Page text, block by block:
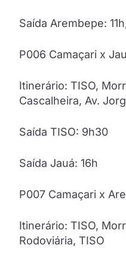
Saída Arembepe:
P006 Camaçari x
Itinerário: TISO,
Cascalheira, Av.
Saída TISO: 9h30
Saída Jauá: 16h
P007 Camaçari x
Itinerário: TISO,
Rodoviária, TISO